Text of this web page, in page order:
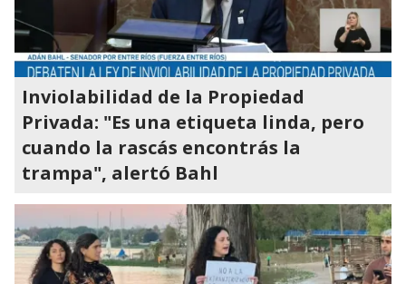
Inviolabilidad de la Propiedad
Privada: "Es una etiqueta linda, pero
cuando la rascás encontrás la
trampa", alertó Bahl